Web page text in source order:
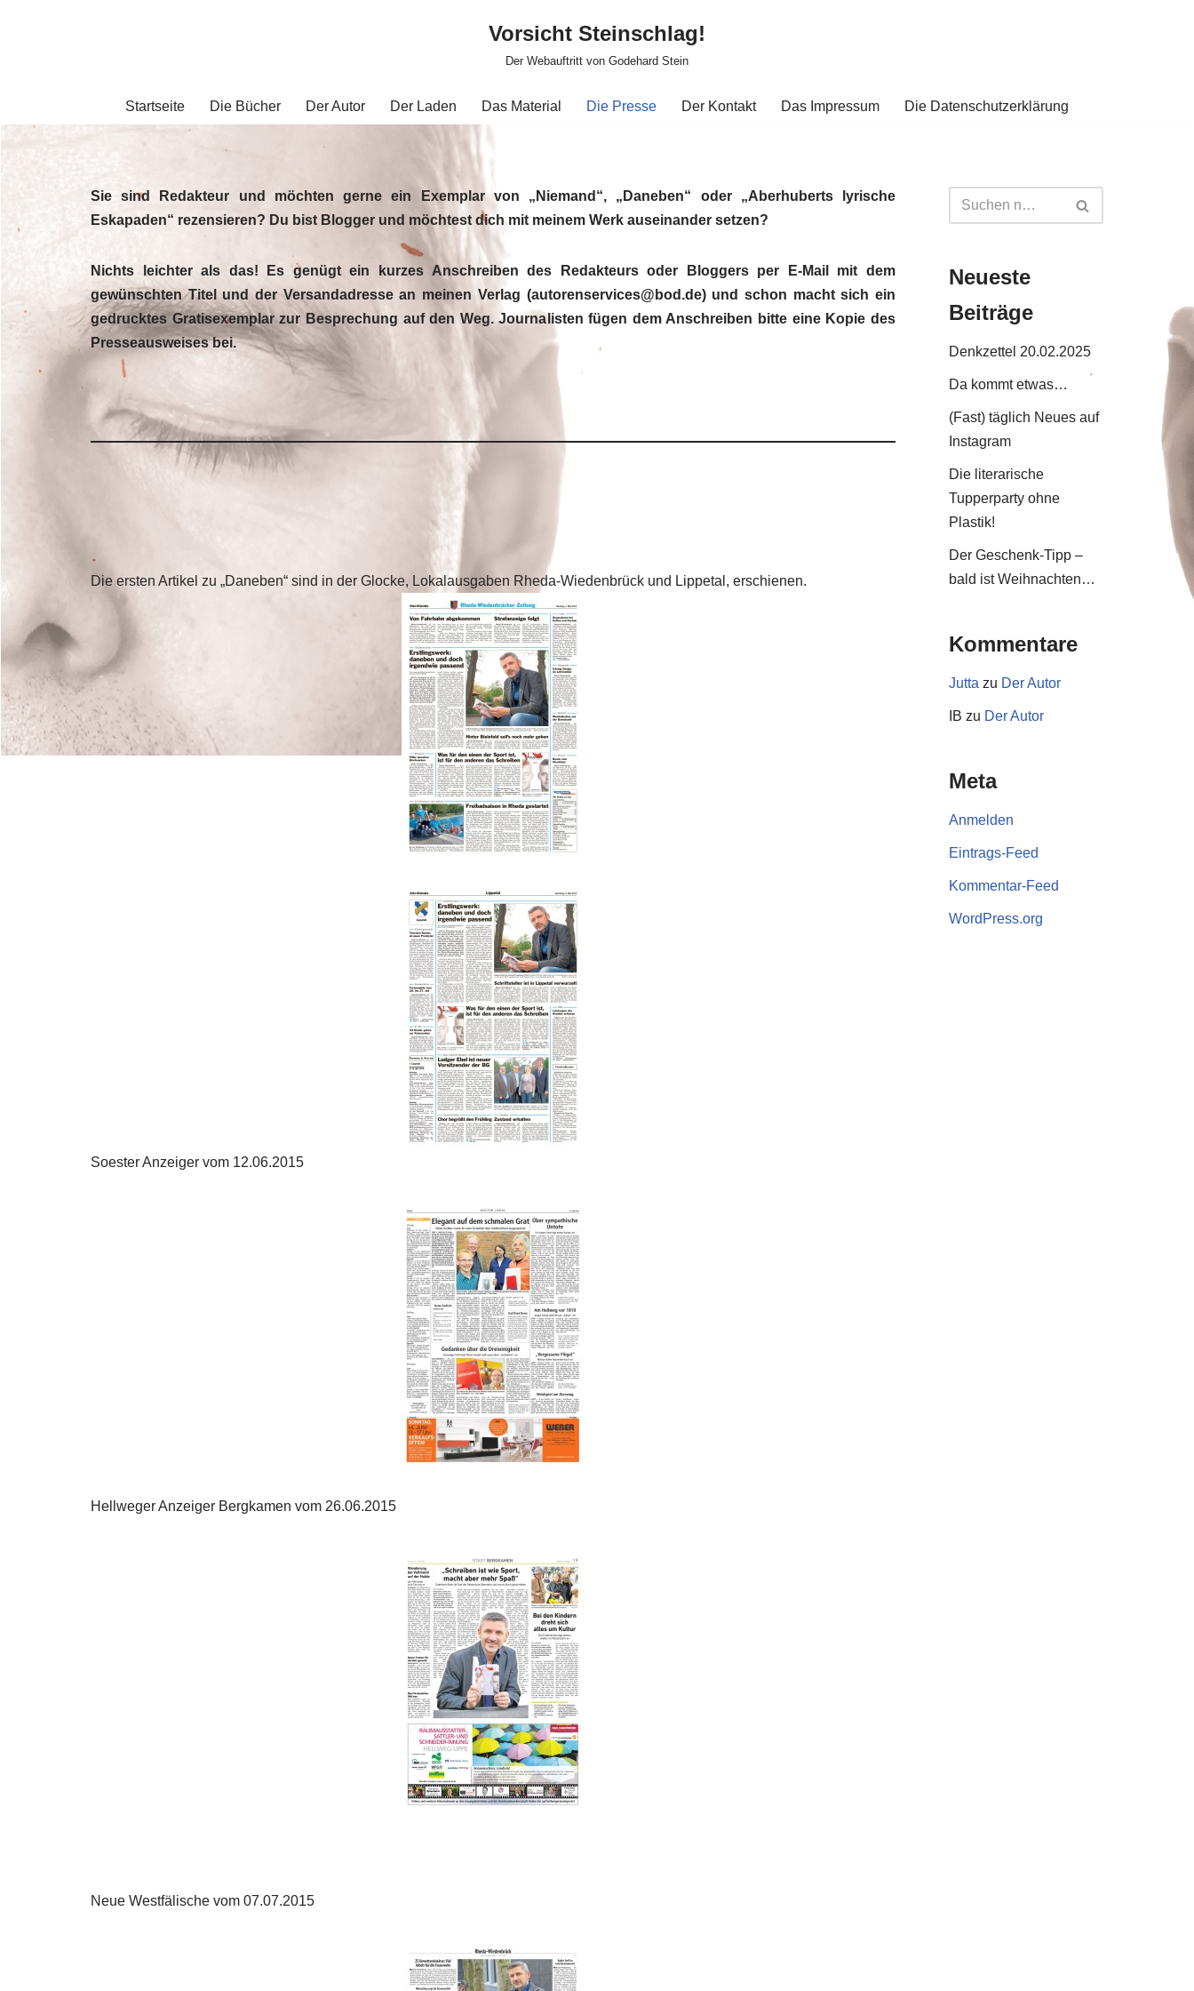
Vorsicht Steinschlag!
Der Webauftritt von Godehard Stein
Startseite Die Bücher Der Autor Der Laden Das Material Die Presse Der Kontakt Das Impressum Die Datenschutzerklärung
Sie sind Redakteur und möchten gerne ein Exemplar von „Niemand“, „Daneben“ oder „Aberhuberts lyrische
Eskapaden“ rezensieren? Du bist Blogger und möchtest dich mit meinem Werk auseinander setzen?
Nichts leichter als das! Es genügt ein kurzes Anschreiben des Redakteurs oder Bloggers per E-Mail mit dem
gewünschten Titel und der Versandadresse an meinen Verlag (autorenservices@bod.de) und schon macht sich ein
gedrucktes Gratisexemplar zur Besprechung auf den Weg. Journalisten fügen dem Anschreiben bitte eine Kopie des
Presseausweises bei.
Die ersten Artikel zu „Daneben“ sind in der Glocke, Lokalausgaben Rheda-Wiedenbrück und Lippetal, erschienen.
Soester Anzeiger vom 12.06.2015
Hellweger Anzeiger Bergkamen vom 26.06.2015
Neue Westfälische vom 07.07.2015
Neueste
Beiträge
Denkzettel 20.02.2025
Da kommt etwas…
(Fast) täglich Neues auf
Instagram
Die literarische
Tupperparty ohne
Plastik!
Der Geschenk-Tipp –
bald ist Weihnachten…
Kommentare
Jutta zu Der Autor
IB zu Der Autor
Meta
Anmelden
Eintrags-Feed
Kommentar-Feed
WordPress.org